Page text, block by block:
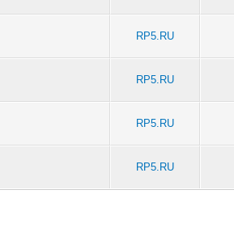
RP5.RU
RP5.RU
RP5.RU
RP5.RU